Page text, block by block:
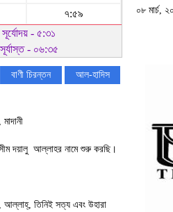
৭:৫৯
সূর্যোদয় - ৫:৩১
সূর্যাস্ত - ০৬:৩৫
বাণী চিরন্তন
আল-হাদিস
দয়ালু আল্লাহর নামে শুরু করছি।
তিনিই সত্য এবং উহারা
০৮ মার্চ,